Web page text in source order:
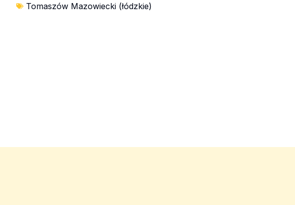
Tomaszów Mazowiecki (łódzkie)